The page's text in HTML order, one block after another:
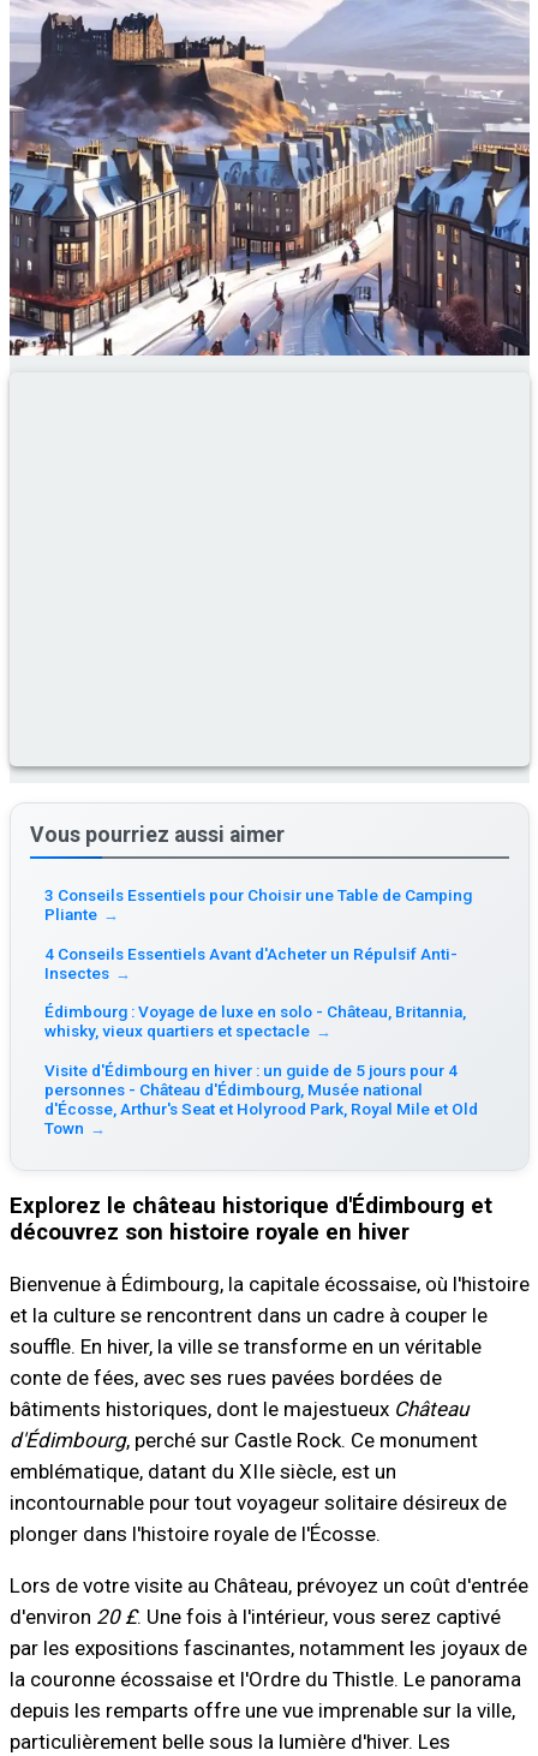
Vous pourriez aussi aimer
3 Conseils Essentiels pour Choisir une Table de Camping
Pliante →
4 Conseils Essentiels Avant d'Acheter un Répulsif Anti-
Insectes →
Édimbourg : Voyage de luxe en solo - Château, Britannia,
whisky, vieux quartiers et spectacle →
Visite d'Édimbourg en hiver : un guide de 5 jours pour 4
personnes - Château d'Édimbourg, Musée national
d'Écosse, Arthur's Seat et Holyrood Park, Royal Mile et Old
Town →
Explorez le château historique d'Édimbourg et
découvrez son histoire royale en hiver
Bienvenue à Édimbourg, la capitale écossaise, où l'histoire
et la culture se rencontrent dans un cadre à couper le
souffle. En hiver, la ville se transforme en un véritable
conte de fées, avec ses rues pavées bordées de
bâtiments historiques, dont le majestueux Château
d'Édimbourg, perché sur Castle Rock. Ce monument
emblématique, datant du XIIe siècle, est un
incontournable pour tout voyageur solitaire désireux de
plonger dans l'histoire royale de l'Écosse.
Lors de votre visite au Château, prévoyez un coût d'entrée
d'environ 20 £. Une fois à l'intérieur, vous serez captivé
par les expositions fascinantes, notamment les joyaux de
la couronne écossaise et l'Ordre du Thistle. Le panorama
depuis les remparts offre une vue imprenable sur la ville,
particulièrement belle sous la lumière d'hiver. Les